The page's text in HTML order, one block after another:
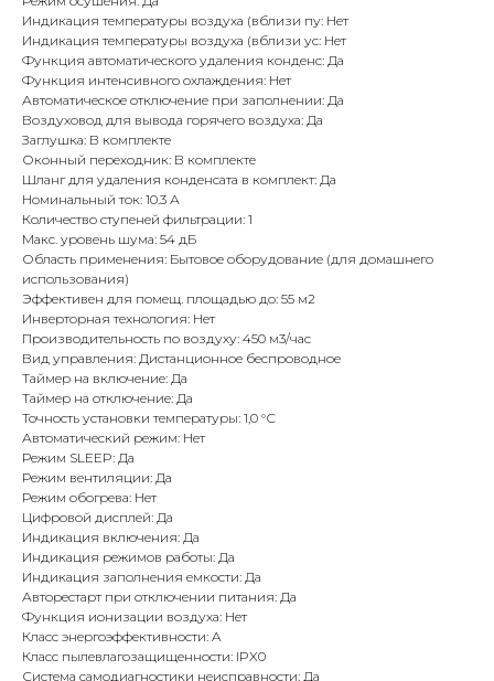
Индикация температуры воздуха (вблизи пу: Нет
Индикация температуры воздуха (вблизи ус: Нет
Функция автоматического удаления конденс: Да
Функция интенсивного охлаждения: Нет
Автоматическое отключение при заполнении: Да
Воздуховод для вывода горячего воздуха: Да
Заглушка: В комплекте
Оконный переходник: В комплекте
Шланг для удаления конденсата в комплект: Да
Номинальный ток: 10.3 А
Количество ступеней фильтрации: 1
Макс. уровень шума: 54 дБ
Область применения: Бытовое оборудование (для домашнего
использования)
Эффективен для помещ. площадью до: 55 м2
Инверторная технология: Нет
Производительность по воздуху: 450 м3/час
Вид управления: Дистанционное беспроводное
Таймер на включение: Да
Таймер на отключение: Да
Точность установки температуры: 1,0 °С
Автоматический режим: Нет
Режим SLEEP: Да
Режим вентиляции: Да
Режим обогрева: Нет
Цифровой дисплей: Да
Индикация включения: Да
Индикация режимов работы: Да
Индикация заполнения емкости: Да
Авторестарт при отключении питания: Да
Функция ионизации воздуха: Нет
Класс энергоэффективности: A
Класс пылевлагозащищенности: IPX0
Система самодиагностики неисправности: Да